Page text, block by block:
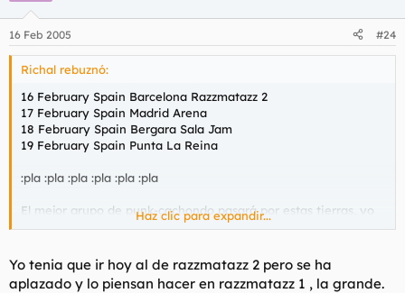
16 Feb 2005 #24
Richal rebuznó:
16 February Spain Barcelona Razzmatazz 2
17 February Spain Madrid Arena
18 February Spain Bergara Sala Jam
19 February Spain Punta La Reina
:pla :pla :pla :pla :pla :pla
El mejor grupo de punk-cachondo pasará por estas tierras, yo
de vosotros no me lo perdería por nada del mundo.
Haz clic para expandir...
Yo tenia que ir hoy al de razzmatazz 2 pero se ha
aplazado y lo piensan hacer en razzmatazz 1 , la grande.